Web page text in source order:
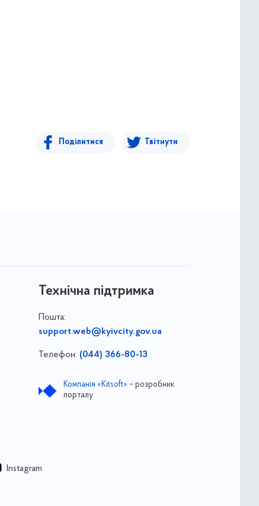
Поділитися Твітнути
Технічна підтримка
Пошта:
support.web@kyivcity.gov.ua
Телефон: (044) 366-80-13
Компанія «Kitsoft» – розробник
порталу
Instagram